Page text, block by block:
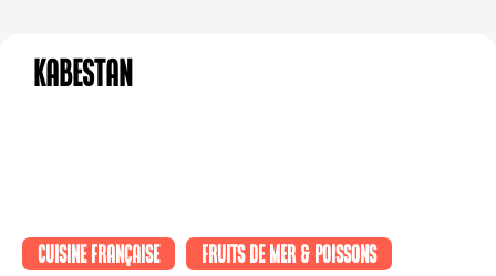
KABESTAN
Cuisine française
Fruits de mer & Poissons